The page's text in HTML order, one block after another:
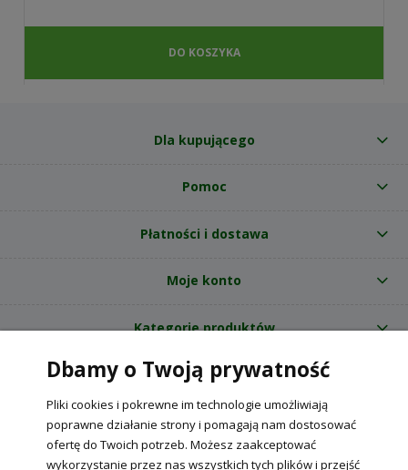
DO KOSZYKA
Dla kupującego
Pomoc
Płatności i dostawa
Moje konto
Kategorie produktów
O nas
Internetowy sklep ogrodniczy z nasionami RajOgrodnika.pl
NIP: 6090037061, REGON: 260240470 | Czarnca, ul. Tęczowa 31, 29-100
Włoszczowa
Dbamy o Twoją prywatność
Pliki cookies i pokrewne im technologie umożliwiają
poprawne działanie strony i pomagają nam dostosować
ofertę do Twoich potrzeb. Możesz zaakceptować
wykorzystanie przez nas wszystkich tych plików i przejść